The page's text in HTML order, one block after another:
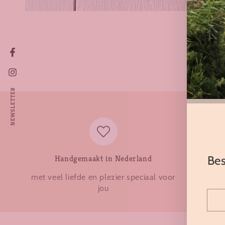
Handgemaakt in Nederland
met veel liefde en plezier speciaal voor
jou
hier
Facebook
Instagram
NEWSLETTER